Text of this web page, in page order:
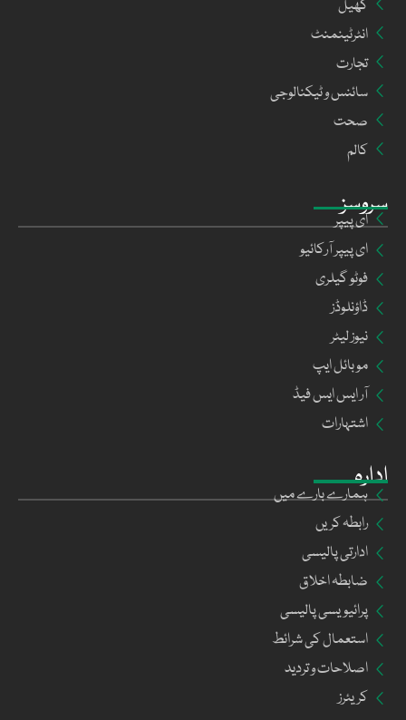
ادارہ
ہمارے بارے میں
رابطہ کریں
ادارتی پالیسی
ضابطہ اخلاق
پرائیویسی پالیسی
استعمال کی شرائط
اصلاحات و تردید
کریئرز
سروسز
ای پیپر
ای پیپر آرکائیو
فوٹو گیلری
ڈاؤنلوڈز
نیوز لیٹر
موبائل ایپ
آر ایس ایس فیڈ
اشتہارات
کھیل
انٹرٹینمنٹ
تجارت
سائنس و ٹیکنالوجی
صحت
کالم